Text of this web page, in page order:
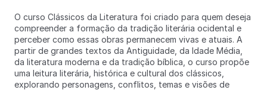
O curso Clássicos da Literatura foi criado para quem deseja
compreender a formação da tradição literária ocidental e
perceber como essas obras permanecem vivas e atuais. A
partir de grandes textos da Antiguidade, da Idade Média,
da literatura moderna e da tradição bíblica, o curso propõe
uma leitura literária, histórica e cultural dos clássicos,
explorando personagens, conflitos, temas e visões de